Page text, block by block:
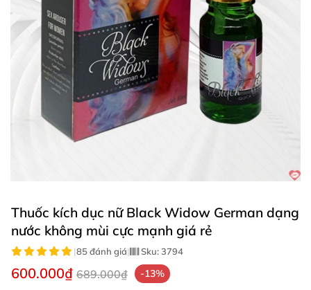
Thuốc kích dục nữ Black Widow German dạng
nước không mùi cực mạnh giá rẻ
|85 đánh giá| Sku:3794
600.000₫ 689.000₫ -13%